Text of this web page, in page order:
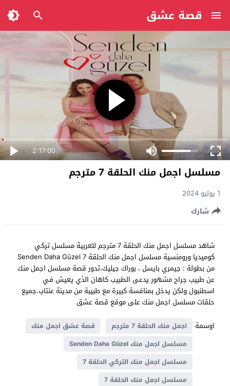
قصة عشق
2:17:00
مسلسل اجمل منك الحلقة 7 مترجم
1 يوليو 2024
شارك
شاهد مسلسل اجمل منك الحلقة 7 مترجم للعربية مسلسل تركي
كوميديا ورومنسية مسلسل اجمل منك الحلقة 7 Senden Daha Güzel
من بطولة : جيمري بايسل ، بوراك جيليك،تدور قصة مسلسل اجمل منك
عن طبيب جراح مشهور يدعى الطبيب كاهان الذي يعيش في
اسطنبول ولكن يدخل بمنافسة كبيرة مع طبيبة من مدينة عنتاب.جميع
حلقات مسلسل اجمل منك على موقع قصة عشق
اوسمة
اجمل منك الحلقة 7 مترجم
قصة عشق اجمل منك
مسلسل اجمل منك Senden Daha Güzel
مسلسل اجمل منك التركي الحلقة 7
مسلسل اجمل منك الحلقة 7